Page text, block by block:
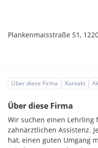
Plankenmaisstraße 51,
Über diese Firma Kontakt
Über diese Firma
Wir suchen einen
zahnärztlichen Assistenz.
hat, einen guten Umgang